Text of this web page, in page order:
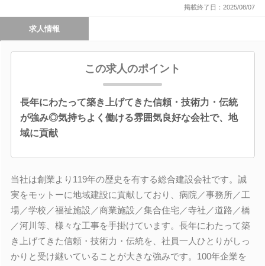
掲載終了日：2025/08/07
求人情報
この求人のポイント
長年にわたって築き上げてきた信頼・技術力・伝統
が強み◎気持ちよく働ける雰囲気良好な会社で、地
域に貢献
当社は創業より119年の歴史を有する総合建設会社です。誠
実をモットーに地域建設に貢献しており、病院／事務所／工
場／学校／福祉施設／商業施設／集合住宅／寺社／道路／橋
／河川等、様々な工事を手掛けています。長年にわたって築
き上げてきた信頼・技術力・伝統を、社員一人ひとりがしっ
かりと受け継いていることが大きな強みです。100年企業を